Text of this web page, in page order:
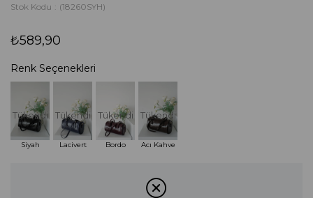
Stok Kodu (18260SYH)
₺589,90
Renk Seçenekleri
Tükendi
Siyah
Tükendi
Lacivert
Tükendi
Bordo
Tükendi
Acı Kahve